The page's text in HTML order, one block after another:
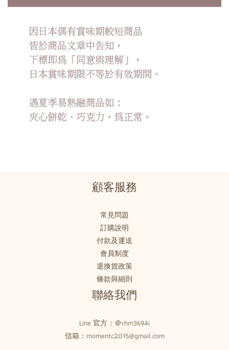
顧客服務
常見問題
訂購說明
付款及運送
會員制度
退換貨政策
條款與細則
聯絡我們
Line 官方： ＠rhm3694i
信箱：momentc2015@gmail.com